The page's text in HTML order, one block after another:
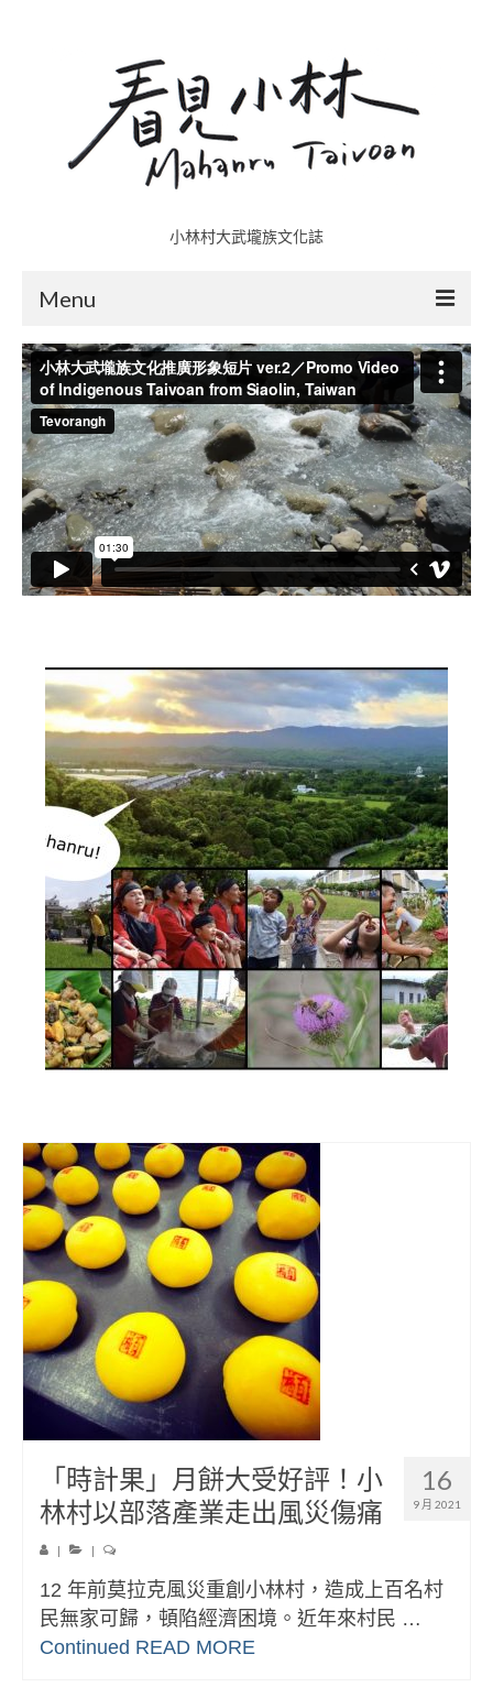
小林村大武壠族文化誌
Menu
小林村故事多
五里埔
日光小林
小愛小林
媒體上的小林
誰是大武壠族
祭儀信仰
工藝服飾
民族植物
風味飲食
歌舞文化
歡迎來部落
旅遊資訊
部落美食
原民文創
16
9 月 2021
「時計果」月餅大受好評！小
林村以部落產業走出風災傷痛
12 年前莫拉克風災重創小林村，造成上百名村
民無家可歸，頓陷經濟困境。近年來村民 …
Continued READ MORE